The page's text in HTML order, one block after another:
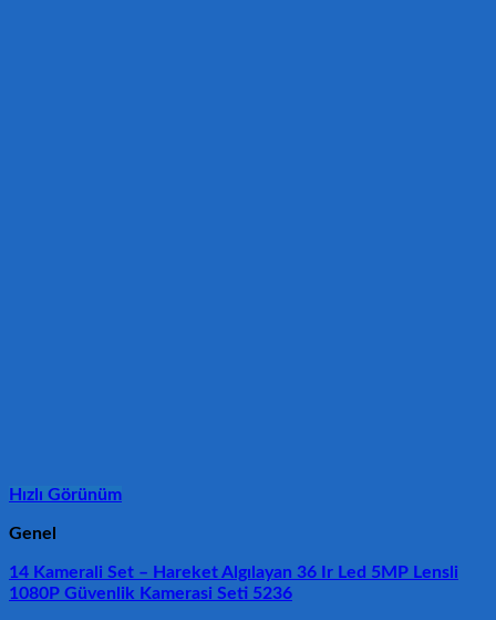
Hızlı Görünüm
Genel
14 Kamerali Set – Hareket Algılayan 36 Ir Led 5MP Lensli
1080P Güvenlik Kamerasi Seti 5236